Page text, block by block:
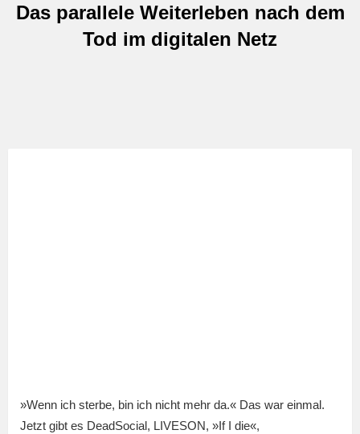
Das parallele Weiterleben nach dem
Tod im digitalen Netz
»Wenn ich sterbe, bin ich nicht mehr da.« Das war einmal.
Jetzt gibt es DeadSocial, LIVESON, »If I die«,